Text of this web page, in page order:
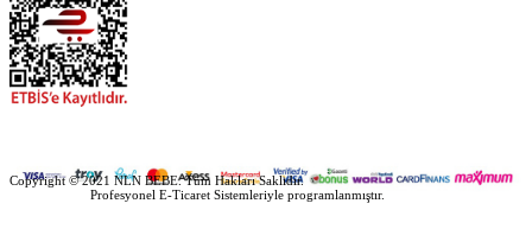
Copyright © 2021 NLN BEBE. Tüm Hakları Saklıdır.
Profesyonel E-Ticaret Sistemleriyle programlanmıştır.